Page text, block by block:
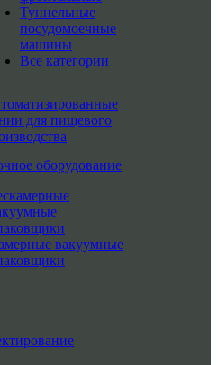
Туннельные
посудомоечные
машины
Все категории
для пищевого
оборудование
вакуумные